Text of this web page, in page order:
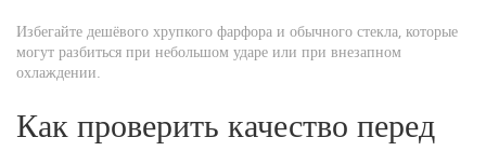
Избегайте дешёвого хрупкого фарфора и обычного стекла, которые
могут разбиться при небольшом ударе или при внезапном
охлаждении.
Как проверить качество перед